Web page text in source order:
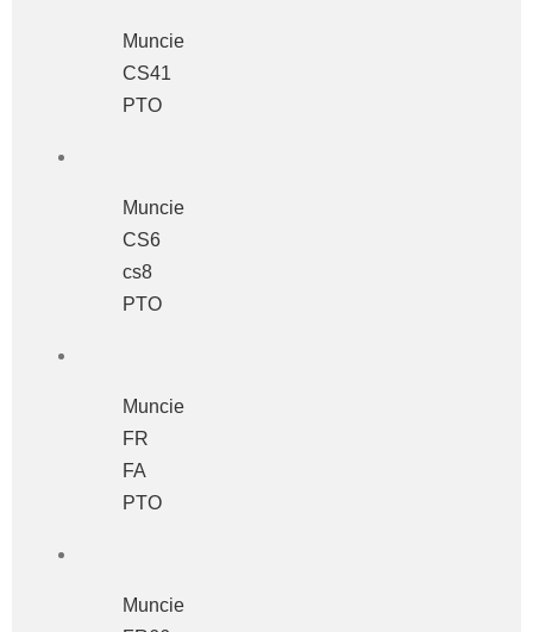
Muncie
CS41
PTO
Muncie
CS6
cs8
PTO
Muncie
FR
FA
PTO
Muncie